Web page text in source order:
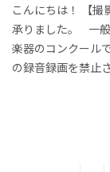
こんにちは！ 【撮
承りました。 一
楽器のコンクール
の録音録画を禁止